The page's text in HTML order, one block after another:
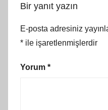
Bir yanıt yazın
E-posta adresiniz
* ile işaretlenmişlerdir
Yorum *